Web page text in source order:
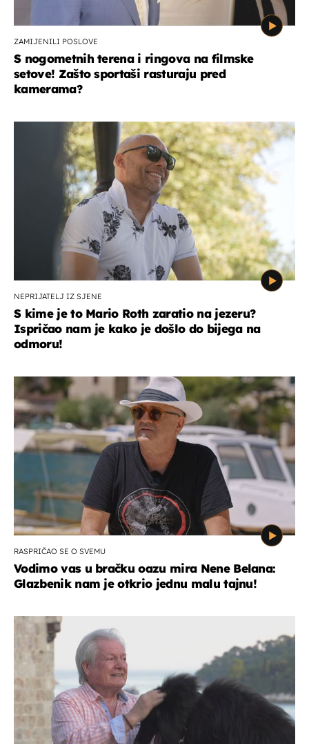
ZAMIJENILI POSLOVE
S nogometnih terena i ringova na filmske
setove! Zašto sportaši rasturaju pred
kamerama?
NEPRIJATELJ IZ SJENE
S kime je to Mario Roth zaratio na jezeru?
Ispričao nam je kako je došlo do bijega na
odmoru!
RASPRIČAO SE O SVEMU
Vodimo vas u bračku oazu mira Nene Belana:
Glazbenik nam je otkrio jednu malu tajnu!